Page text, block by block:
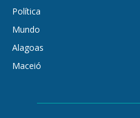
Política
Mundo
Alagoas
Maceió